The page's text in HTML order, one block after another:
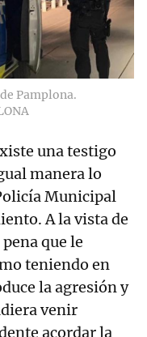
Pamplona.
una testigo
manera lo
Municipal
A la vista de
que le
teniendo en
la agresión y
venir
acordar la